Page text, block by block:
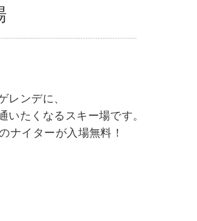
ンデに、
たくなるスキー場です。
ナイターが入場無料！